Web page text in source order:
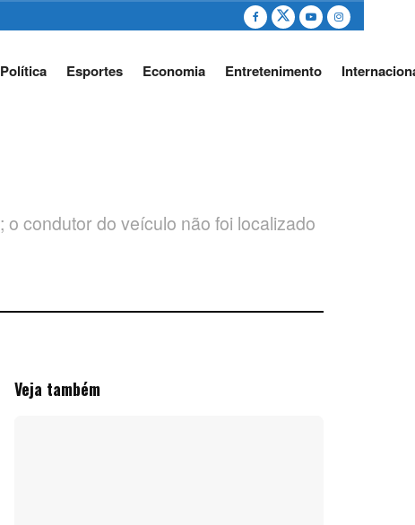
Política Esportes Economia Entretenimento
condutor do veículo não foi localizado
Veja também